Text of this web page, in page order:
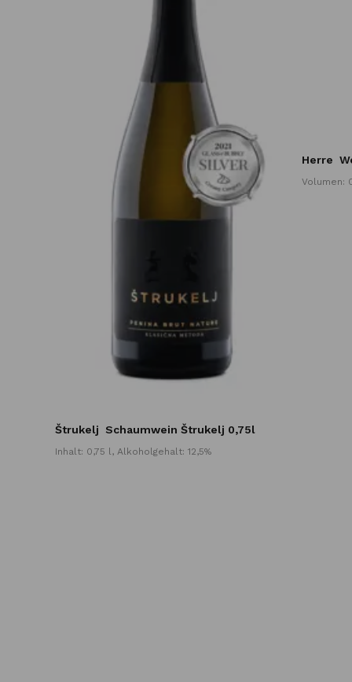
Štrukelj Schaumwein Štrukelj 0,75l
Inhalt: 0,75 l, Alkoholgehalt: 12,5%
Herre
Volumen: